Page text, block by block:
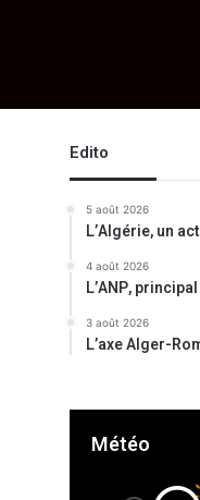
Edito
5 août 2026
L’Algérie, un
4 août 2026
L’ANP,
3 août 2026
L’axe Alger-
Météo